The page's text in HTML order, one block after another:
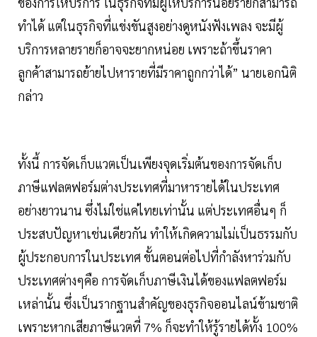
ทำได้ แต่ในธุรกิจที่แข่งขันสูงอย่างดูหนังฟังเพลง จะมีผู้
บริการหลายรายก็อาจจะยากหน่อย เพราะถ้าขึ้นราคา
ลูกค้าสามารถย้ายไปหารายที่มีราคาถูกกว่าได้” นายเอกนิติ
กล่าว
ทั้งนี้ การจัดเก็บแวตเป็นเพียงจุดเริ่มต้นของการจัดเก็บ
ภาษีแฟลตฟอร์มต่างประเทศที่มาหารายได้ในประเทศ
อย่างยาวนาน ซึ่งไม่ใช่แค่ไทยเท่านั้น แต่ประเทศอื่นๆ ก็
ประสบปัญหาเช่นเดียวกัน ทำให้เกิดความไม่เป็นธรรมกับ
ผู้ประกอบการในประเทศ ขั้นตอนต่อไปที่กำลังหาร่วมกับ
ประเทศต่างๆคือ การจัดเก็บภาษีเงินได้ของแฟลตฟอร์ม
เหล่านั้น ซึ่งเป็นรากฐานสำคัญของธุรกิจออนไลน์ข้ามชาติ
เพราะหากเสียภาษีแวตที่ 7% ก็จะทำให้รู้รายได้ทั้ง 100%